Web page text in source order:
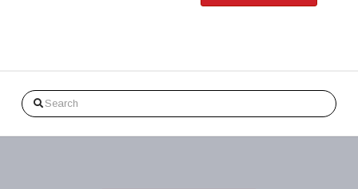
Search